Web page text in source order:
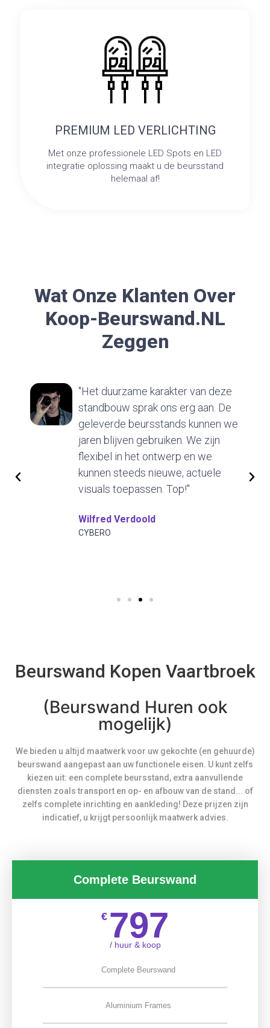
PREMIUM LED VERLICHTING
Met onze professionele LED Spots en LED
integratie oplossing maakt u de beursstand
helemaal af!
Wat Onze Klanten Over
Koop-Beurswand.nL
Zeggen
"Het duurzame karakter van deze
standbouw sprak ons erg aan. De
geleverde beursstands kunnen we
jaren blijven gebruiken. We zijn
flexibel in het ontwerp en we
kunnen steeds nieuwe, actuele
visuals toepassen. Top!"
Wilfred Verdoold
CYBERO
Beurswand Kopen Vaartbroek
(Beurswand Huren ook
mogelijk)
We bieden u altijd maatwerk voor uw gekochte (en gehuurde)
beurswand aangepast aan uw functionele eisen. U kunt zelfs
kiezen uit: een complete beursstand, extra aanvullende
diensten zoals transport en op- en afbouw van de stand... of
zelfs complete inrichting en aankleding! Deze prijzen zijn
indicatief, u krijgt persoonlijk maatwerk advies.
Complete Beurswand
€ 797
/ huur & koop
Complete Beurswand
Aluminium Frames